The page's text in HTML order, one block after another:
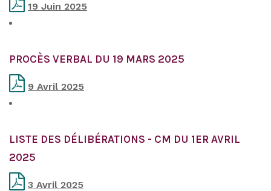
19 Juin 2025
PROCÈS VERBAL DU 19 MARS 2025
9 Avril 2025
LISTE DES DÉLIBÉRATIONS - CM DU 1ER AVRIL
2025
3 Avril 2025